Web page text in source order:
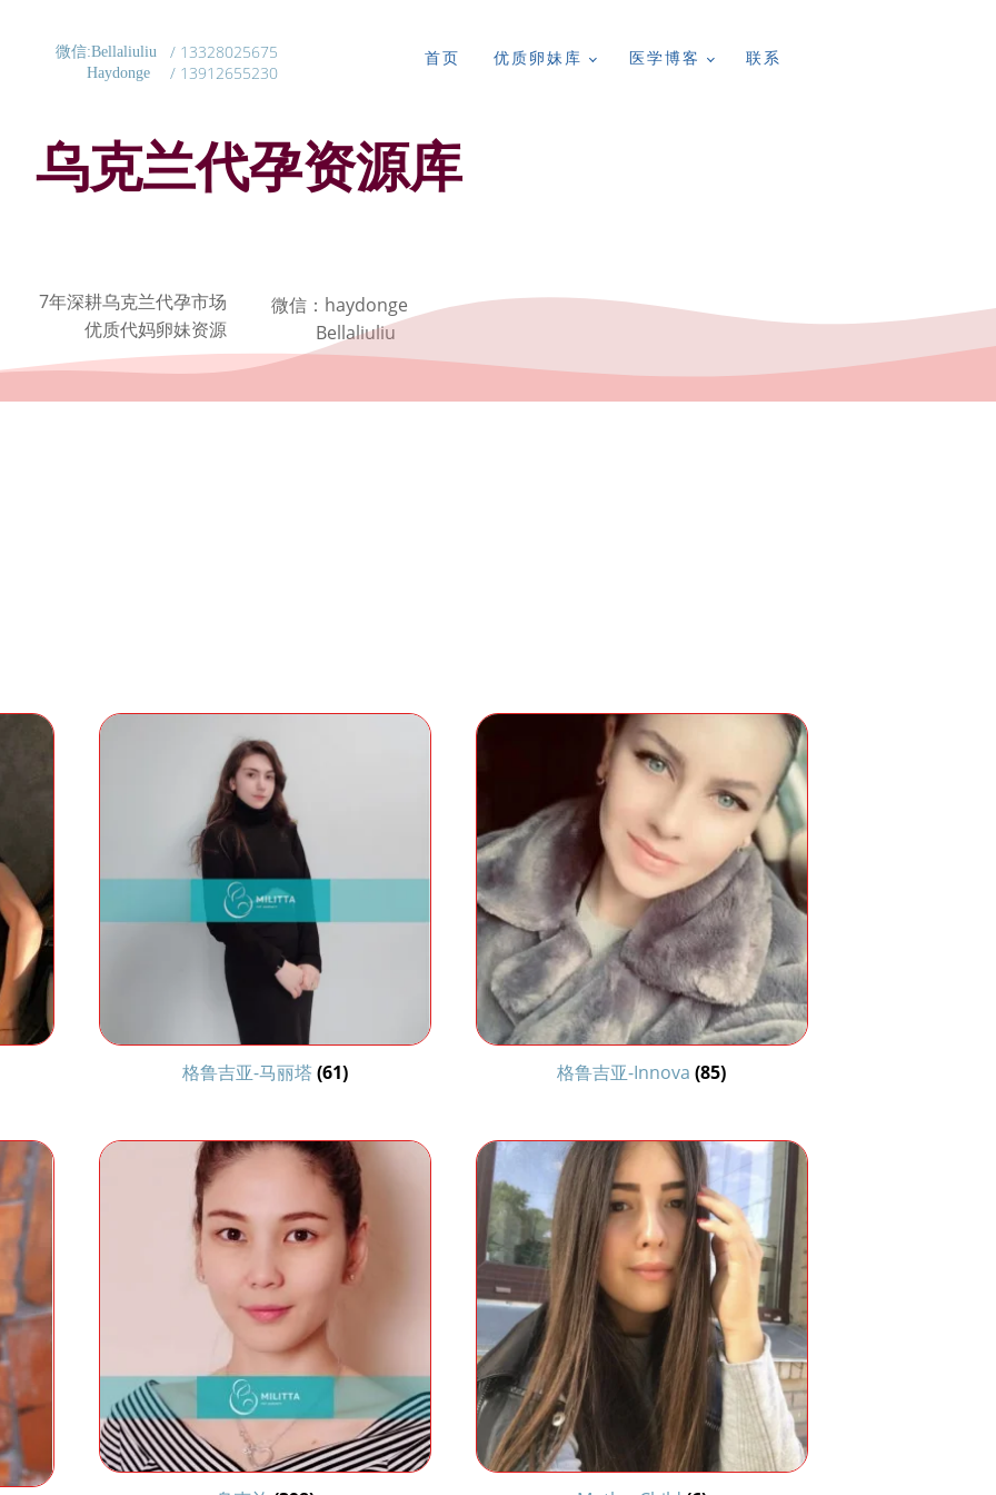
微信:Bellaliuliu
Haydonge
/ 13328025675
/ 13912655230
首页 优质卵妹库 医学博客 联系
乌克兰代孕资源库
7年深耕乌克兰代孕市场
优质代妈卵妹资源
微信：haydonge
Bellaliuliu
格鲁吉亚-马丽塔 (61) 格鲁吉亚-Innova(85)